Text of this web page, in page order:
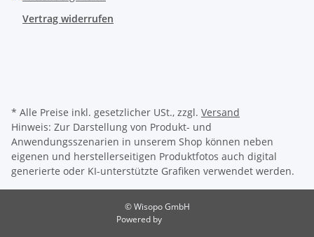
Vertrag widerrufen
* Alle Preise inkl. gesetzlicher USt., zzgl. Versand
Hinweis: Zur Darstellung von Produkt- und
Anwendungsszenarien in unserem Shop können neben
eigenen und herstellerseitigen Produktfotos auch digital
generierte oder KI-unterstützte Grafiken verwendet werden.
© Wisopo GmbH
Powered by